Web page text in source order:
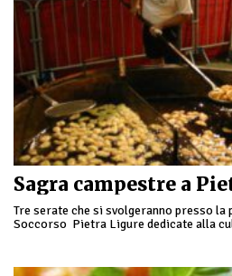
Sagra campestre a
Tre serate che si svolgeranno presso la
Soccorso Pietra Ligure dedicate alla